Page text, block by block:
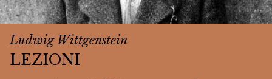
Ludwig Wittgenstein
LEZIONI